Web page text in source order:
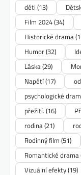
děti (13)
Film 2024(34)
Historické drama
Humor(32)
Láska(29)
Napětí(17)
psychologické
přežití. (16)
rodina(21)
Rodinný film (51)
Romantické drama
Vizuální efekty(19)